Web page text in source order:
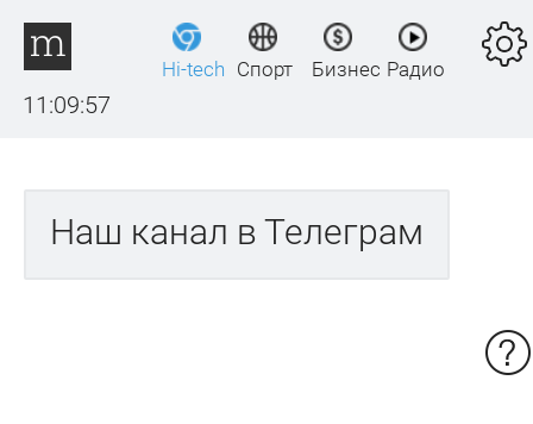
11:09:57
Hi-tech Спорт Бизнес Радио
Наш канал в Телеграм